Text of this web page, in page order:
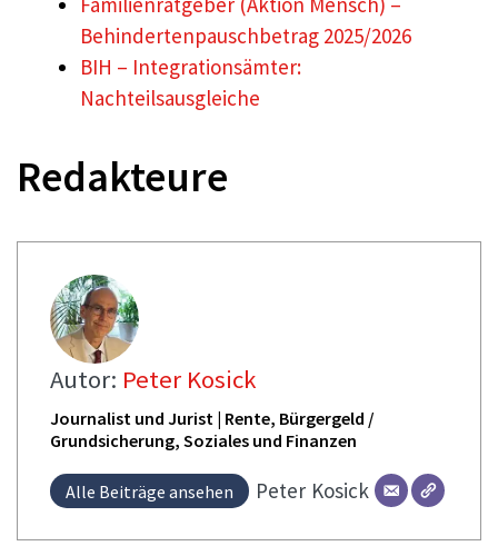
Behindertenpauschbetrag 2025/2026
BIH – Integrationsämter:
Nachteilsausgleiche
Redakteure
Autor: Peter Kosick
Journalist und Jurist | Rente, Bürgergeld /
Grundsicherung, Soziales und Finanzen
Alle Beiträge ansehen Peter Kosick